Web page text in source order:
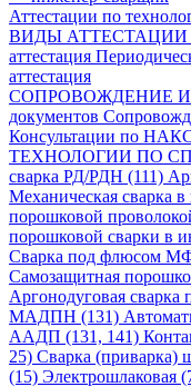
Аттестации по
ВИДЫ
аттестация
аттестация
СОПРОВОЖДЕНИЕ
документов
Консультации по
ТЕХНОЛОГИИ ПО
сварка РД/РДН (111)
Механическая сварка
порошковой
порошковой сварки
Сварка под флюсом
Самозащитная
Аргонодуговая
МАДПН (131)
ААДП (131, 141)
25) Сварка (приварка)
(15) Электрошлаковая